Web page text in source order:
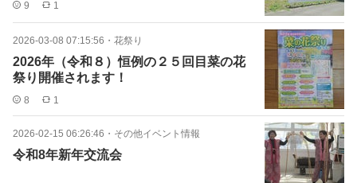
9 1
2026-03-08 07:15:56 ・ 花祭り
2026年（令和８）恒例の２５回目菜の花
祭り開催されます！
8 1
2026-02-15 06:26:46 ・ その他イベント情報
令和8年新年交流会